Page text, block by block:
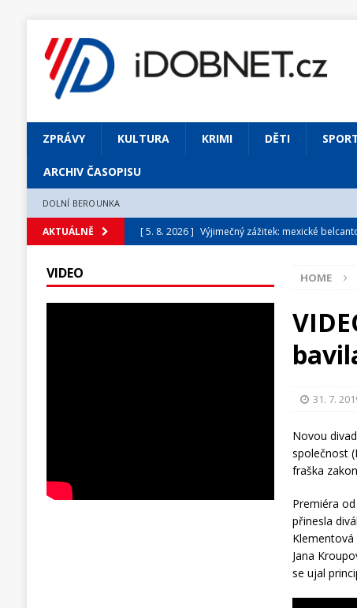
ZPRÁVY KULTURA KRIMI DĚTI
ARCHIV ČASOPISU
DOLNÍ BEROUNKA
AKTUÁLNĚ [ 5. 8. 2026 ] Výjimečný zážitek: mexické
[ 31. 7. 2026 ] Skrze květ objevuji vše podstatné
Jednou Slavoj, vždycky Slavoj!
HOME
31. 7.
Novou
společnost
fraška
Premiéra
přinesla
Jana
se ujal
VIDEO